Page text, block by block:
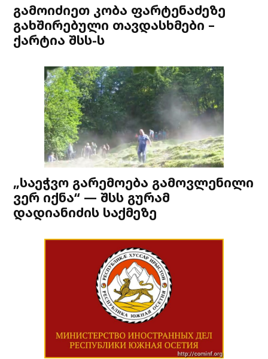
გამოიძიეთ კობა ფარტენაძეზე
გახშირებული თავდასხმები –
ქარტია შსს-ს
„საეჭვო გარემოება გამოვლენილი
ვერ იქნა“ — შსს გურამ
დადიანიძის საქმეზე